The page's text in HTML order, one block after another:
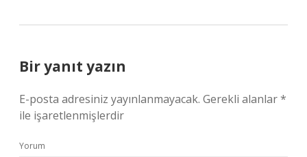
Bir yanıt yazın
E-posta adresiniz yayınlanmayacak. Gerekli alanlar*
ile işaretlenmişlerdir
Yorum